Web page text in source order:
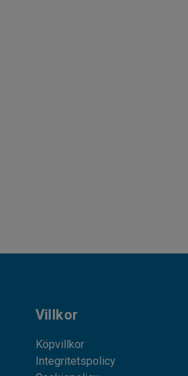
Villkor
Köpvillkor
Integritetspolicy